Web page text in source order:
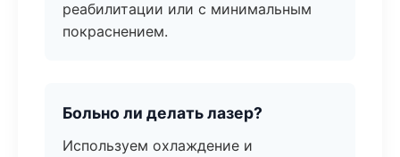
реабилитации или с минимальным
покраснением.
Больно ли делать лазер?
Используем охлаждение и